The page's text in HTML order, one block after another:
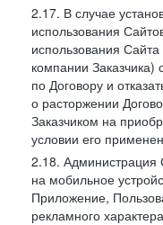
2.17. В случае
использования
использования
компании Заказчика)
по Договору и
о расторжении
Заказчиком на
условии его
2.18. Администрация
на мобильное
Приложение,
рекламного